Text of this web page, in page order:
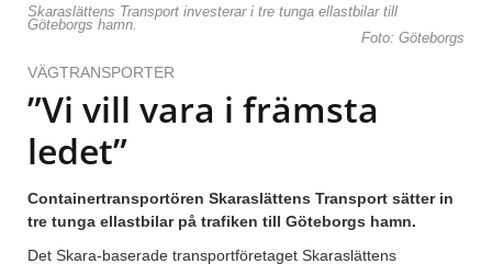
Skaraslättens Transport investerar i tre tunga ellastbilar till
Göteborgs hamn.
Foto: Göteborgs
VÄGTRANSPORTER
”Vi vill vara i främsta
ledet”
Containertransportören Skaraslättens Transport sätter in
tre tunga ellastbilar på trafiken till Göteborgs hamn.
Det Skara-baserade transportföretaget Skaraslättens